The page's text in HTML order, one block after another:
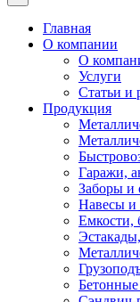
Главная
О компании
О
Услуги
Статьи и
Продукция
Гаражи,
Заборы и
Навесы и
Емкости,